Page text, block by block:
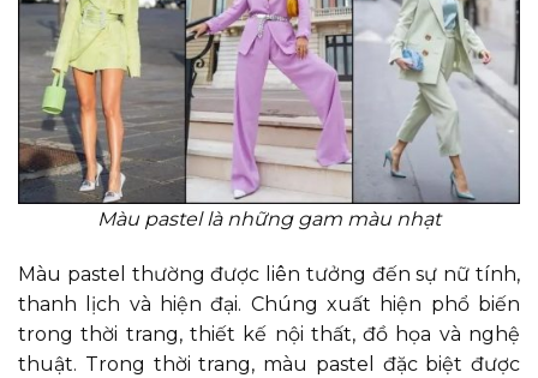
Màu pastel là những gam màu nhạt
Màu pastel thường được liên tưởng đến sự nữ tính,
thanh lịch và hiện đại. Chúng xuất hiện phổ biến
trong thời trang, thiết kế nội thất, đồ họa và nghệ
thuật. Trong thời trang, màu pastel đặc biệt được